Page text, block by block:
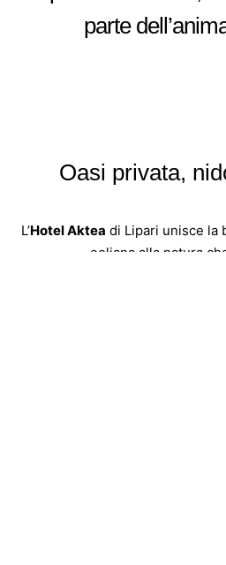
parte
Oasi privata,
L’Hotel Aktea di Lipari unisce la
eoliana alla natura